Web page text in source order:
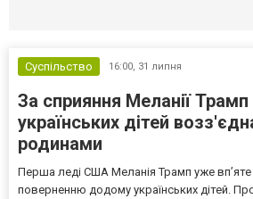
Суспільство 16:00, 31 липня
За сприяння Меланії Трамп
українських дітей
родинами
Перша леді США Меланія Трамп уже
поверненню додому українських дітей.